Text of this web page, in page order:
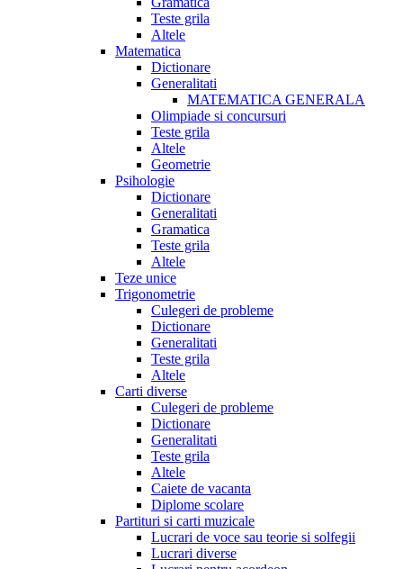
Teste grila
Altele
Matematica
Dictionare
Generalitati
MATEMATICA GENERALA
Olimpiade si concursuri
Teste grila
Altele
Geometrie
Psihologie
Dictionare
Generalitati
Gramatica
Teste grila
Altele
Teze unice
Trigonometrie
Culegeri de probleme
Dictionare
Generalitati
Teste grila
Altele
Carti diverse
Culegeri de probleme
Dictionare
Generalitati
Teste grila
Altele
Caiete de vacanta
Diplome scolare
Partituri si carti muzicale
Lucrari de voce sau teorie si solfegii
Lucrari diverse